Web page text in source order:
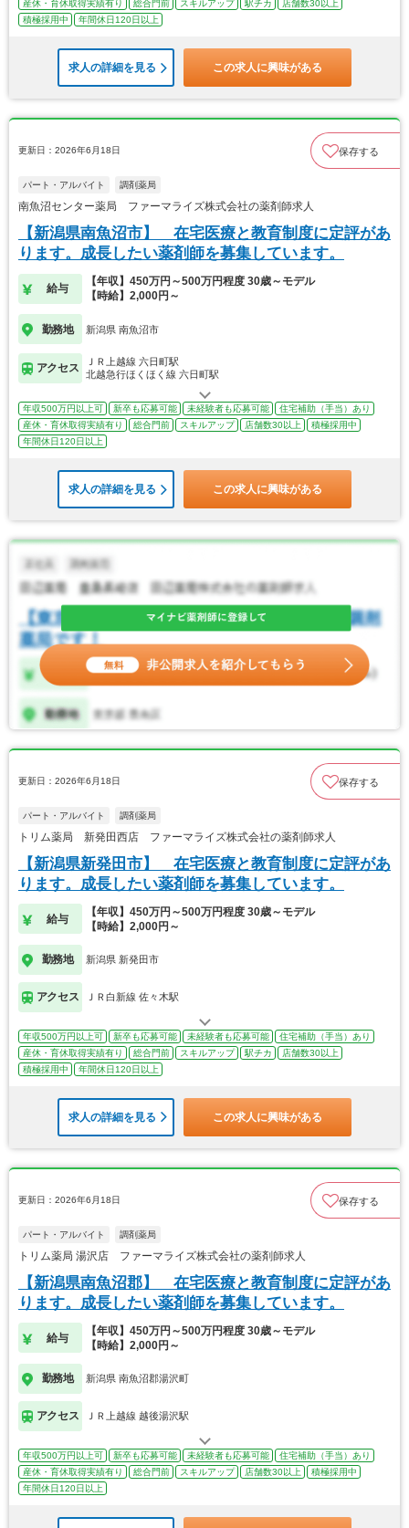
産休・育休取得実績有り 総合門前 スキルアップ 駅チカ
店舗数30以上
積極採用中
年間休日120日以上
求人の詳細を見る この求人に興味がある
更新日：2026年6月18日 保存する
パート・アルバイト 調剤薬局
南魚沼センター薬局 ファーマライズ株式会社の薬剤師求人
【新潟県南魚沼市】 在宅医療と教育制度に定評があ
ります。成長したい薬剤師を募集しています。
給与
【年収】450万円～500万円程度 30歳～モデル
【時給】2,000円～
勤務地 新潟県 南魚沼市
アクセス
ＪＲ上越線 六日町駅
北越急行ほくほく線 六日町駅
年収500万円以上可 新卒も応募可能 未経験者も応募可能
住宅補助（手当）あり
産休・育休取得実績有り
総合門前 スキルアップ 店舗数30以上
積極採用中
年間休日120日以上
求人の詳細を見る この求人に興味がある
更新日：2026年6月18日 保存する
パート・アルバイト 調剤薬局
トリム薬局 新発田西店 ファーマライズ株式会社の薬剤師求人
【新潟県新発田市】 在宅医療と教育制度に定評があ
ります。成長したい薬剤師を募集しています。
給与
【年収】450万円～500万円程度 30歳～モデル
【時給】2,000円～
勤務地 新潟県 新発田市
アクセス ＪＲ白新線 佐々木駅
年収500万円以上可 新卒も応募可能 未経験者も応募可能
住宅補助（手当）あり
産休・育休取得実績有り
総合門前 スキルアップ 駅チカ
店舗数30以上
積極採用中
年間休日120日以上
求人の詳細を見る この求人に興味がある
更新日：2026年6月18日 保存する
パート・アルバイト 調剤薬局
トリム薬局 湯沢店 ファーマライズ株式会社の薬剤師求人
【新潟県南魚沼郡】 在宅医療と教育制度に定評があ
ります。成長したい薬剤師を募集しています。
給与
【年収】450万円～500万円程度 30歳～モデル
【時給】2,000円～
勤務地 新潟県 南魚沼郡湯沢町
アクセス ＪＲ上越線 越後湯沢駅
年収500万円以上可 新卒も応募可能 未経験者も応募可能
住宅補助（手当）あり
産休・育休取得実績有り
総合門前 スキルアップ 店舗数30以上
積極採用中
年間休日120日以上